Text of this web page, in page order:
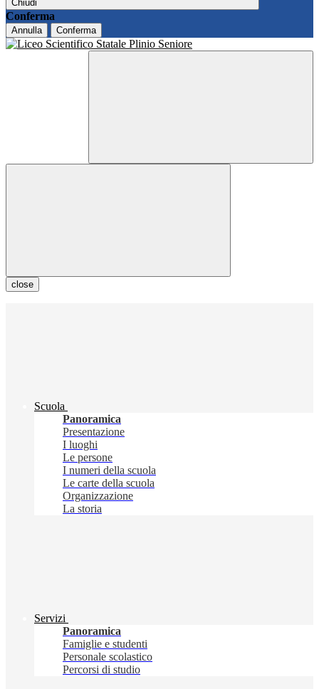
Chiudi
Conferma
Annulla Conferma
close
Scuola
Panoramica
Presentazione
I luoghi
Le persone
I numeri della scuola
Le carte della scuola
Organizzazione
La storia
Servizi
Panoramica
Famiglie e studenti
Personale scolastico
Percorsi di studio